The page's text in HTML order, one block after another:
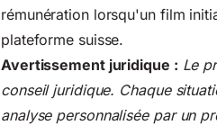
rémunération lorsqu'un film
plateforme suisse.
Avertissement juridique : Le
conseil juridique. Chaque
analyse personnalisée par un